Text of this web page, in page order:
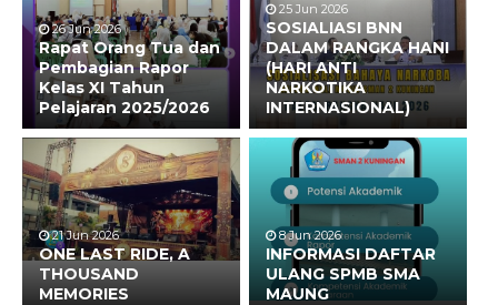
26 Jun 2026
Rapat Orang Tua dan
Pembagian Rapor
Kelas XI Tahun
Pelajaran 2025/2026
25 Jun 2026
SOSIALIASI BNN
DALAM RANGKA HANI
(HARI ANTI
NARKOTIKA
INTERNASIONAL)
21 Jun 2026
ONE LAST RIDE, A
THOUSAND
MEMORIES
8 Jun 2026
INFORMASI DAFTAR
ULANG SPMB SMA
MAUNG